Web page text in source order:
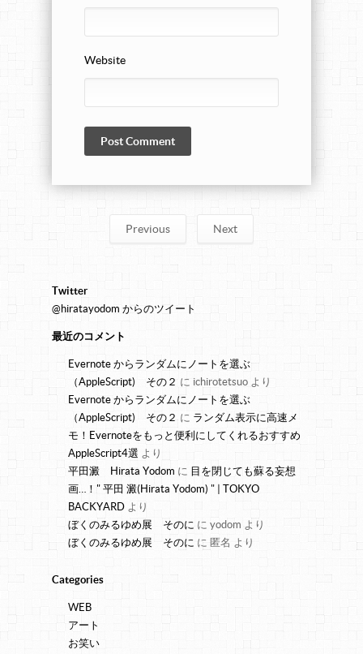
Website
Previous Next
Twitter
@hiratayodom からのツイート
最近のコメント
Evernote からランダムにノートを選ぶ
（AppleScript) その２ に ichirotetsuo より
Evernote からランダムにノートを選ぶ
（AppleScript) その２ に ランダム表示に高速メ
モ！Evernoteをもっと便利にしてくれるおすすめ
AppleScript4選 より
平田澱 Hirata Yodom に 目を閉じても蘇る妄想
画…！" 平田 澱(Hirata Yodom) " | TOKYO
BACKYARD より
ぼくのみるゆめ展 そのに に yodom より
ぼくのみるゆめ展 そのに に 匿名 より
Categories
WEB
アート
お笑い